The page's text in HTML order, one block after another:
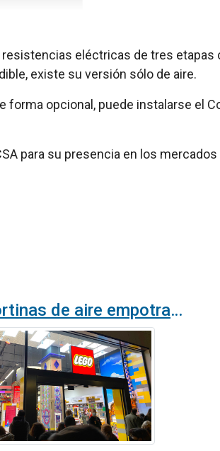
eléctricas de tres etapas
existe su versión sólo de aire.
forma opcional, puede instalarse el
para su presencia en los
Cortinas de aire empotrables en la tienda flagship LEGO de Paseo de Gracia en Barcelona